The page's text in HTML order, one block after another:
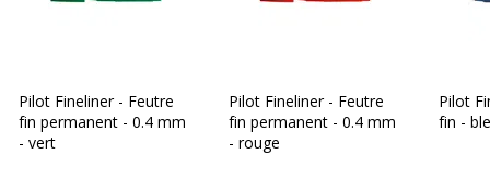
Pilot Fineliner - Feutre
fin permanent - 0.4 mm
- vert
Pilot Fineliner - Feutre
fin permanent - 0.4 mm
- rouge
Pilot
fin -